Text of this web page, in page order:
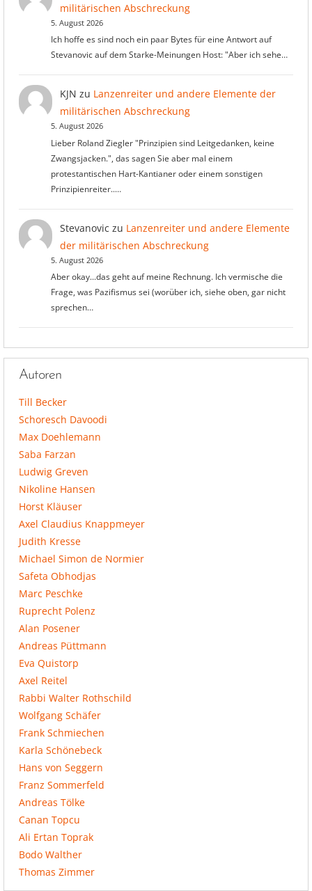
militärischen Abschreckung
5. August 2026
Ich hoffe es sind noch ein paar Bytes für eine Antwort auf
Stevanovic auf dem Starke-Meinungen Host: "Aber ich sehe…
KJN zu Lanzenreiter und andere Elemente der
militärischen Abschreckung
5. August 2026
Lieber Roland Ziegler "Prinzipien sind Leitgedanken, keine
Zwangsjacken.", das sagen Sie aber mal einem
protestantischen Hart-Kantianer oder einem sonstigen
Prinzipienreiter..…
Stevanovic zu Lanzenreiter und andere Elemente
der militärischen Abschreckung
5. August 2026
Aber okay...das geht auf meine Rechnung. Ich vermische die
Frage, was Pazifismus sei (worüber ich, siehe oben, gar nicht
sprechen…
Autoren
Till Becker
Schoresch Davoodi
Max Doehlemann
Saba Farzan
Ludwig Greven
Nikoline Hansen
Horst Kläuser
Axel Claudius Knappmeyer
Judith Kresse
Michael Simon de Normier
Safeta Obhodjas
Marc Peschke
Ruprecht Polenz
Alan Posener
Andreas Püttmann
Eva Quistorp
Axel Reitel
Rabbi Walter Rothschild
Wolfgang Schäfer
Frank Schmiechen
Karla Schönebeck
Hans von Seggern
Franz Sommerfeld
Andreas Tölke
Canan Topcu
Ali Ertan Toprak
Bodo Walther
Thomas Zimmer